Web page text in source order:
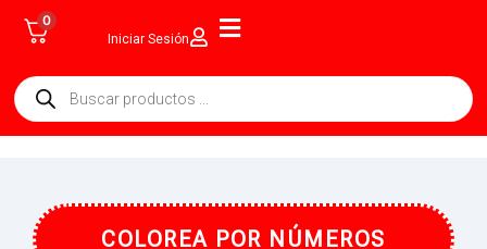
0
Iniciar Sesión
COLOREA POR NÚMEROS